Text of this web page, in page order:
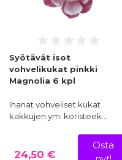
Syötävät isot
vohvelikukat pinkki
Magnolia 6 kpl
Ihanat vohveliset kukat
kakkujen ym. koristeek…
24,50 €
Osta